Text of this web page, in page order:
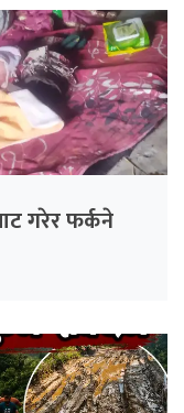
गरेर फर्कने